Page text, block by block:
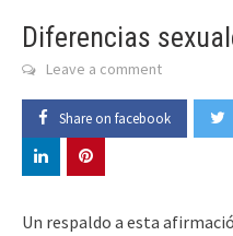
Diferencias
Leave a comment
Share on facebook
Un respaldo a esta